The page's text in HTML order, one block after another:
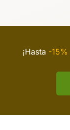
¡Hasta -15%